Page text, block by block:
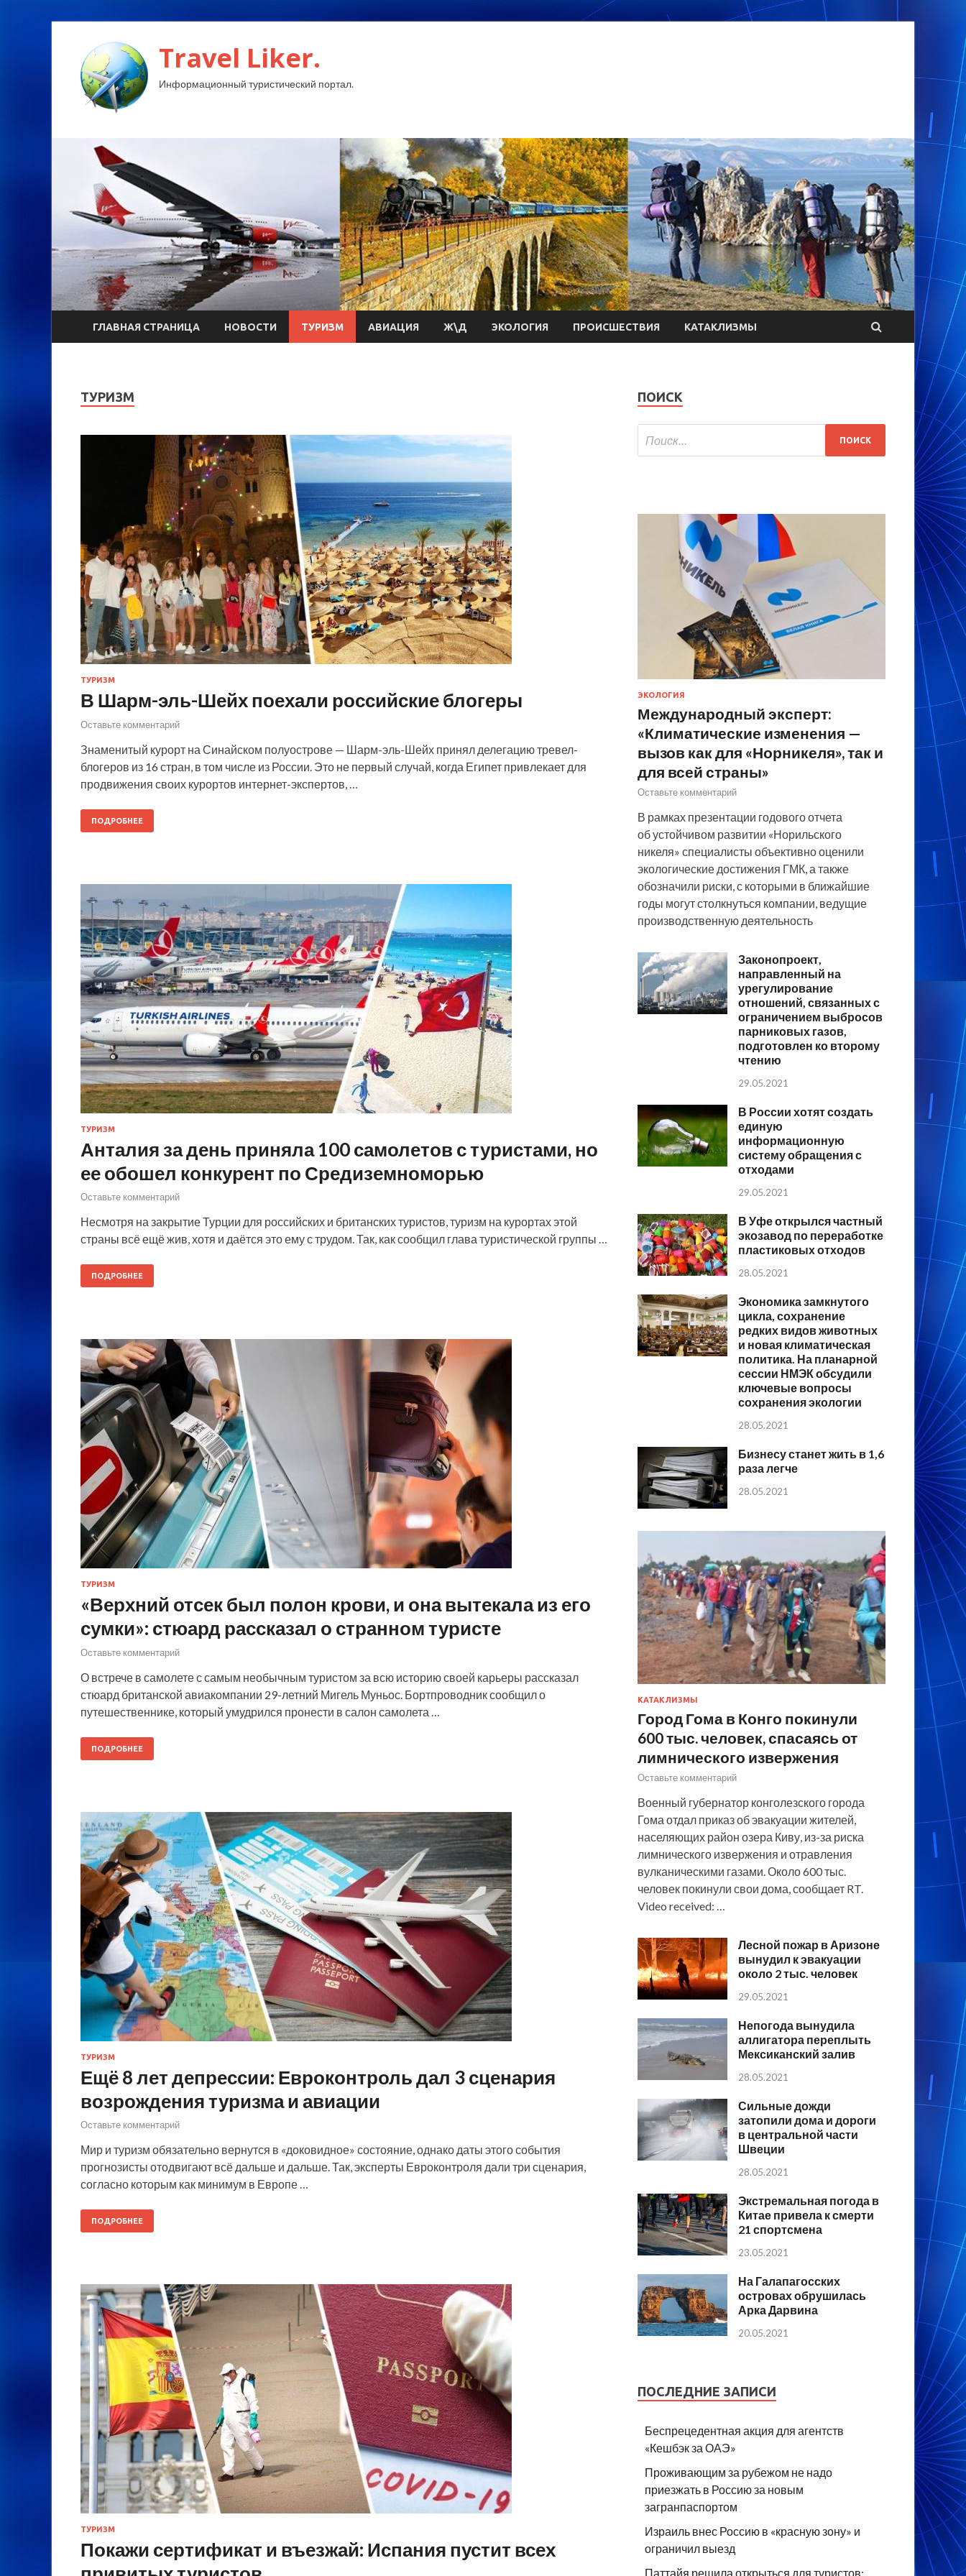
Travel Liker.
Информационный туристический портал.
ГЛАВНАЯ СТРАНИЦА НОВОСТИ ТУРИЗМ АВИАЦИЯ Ж\Д ЭКОЛОГИЯ ПРОИСШЕСТВИЯ КАТАКЛИЗМЫ
ТУРИЗМ
ТУРИЗМ
В Шарм-эль-Шейх поехали российские блогеры
Оставьте комментарий
Знаменитый курорт на Синайском полуострове — Шарм-эль-Шейх принял делегацию тревел-
блогеров из 16 стран, в том числе из России. Это не первый случай, когда Египет привлекает для
продвижения своих курортов интернет-экспертов, …
ПОДРОБНЕЕ
ТУРИЗМ
Анталия за день приняла 100 самолетов с туристами, но
ее обошел конкурент по Средиземноморью
Оставьте комментарий
Несмотря на закрытие Турции для российских и британских туристов, туризм на курортах этой
страны всё ещё жив, хотя и даётся это ему с трудом. Так, как сообщил глава туристической группы …
ПОДРОБНЕЕ
ТУРИЗМ
«Верхний отсек был полон крови, и она вытекала из его
сумки»: стюард рассказал о странном туристе
Оставьте комментарий
О встрече в самолете с самым необычным туристом за всю историю своей карьеры рассказал
стюард британской авиакомпании 29-летний Мигель Муньос. Бортпроводник сообщил о
путешественнике, который умудрился пронести в салон самолета …
ПОДРОБНЕЕ
ТУРИЗМ
Ещё 8 лет депрессии: Евроконтроль дал 3 сценария
возрождения туризма и авиации
Оставьте комментарий
Мир и туризм обязательно вернутся в «доковидное» состояние, однако даты этого события
прогнозисты отодвигают всё дальше и дальше. Так, эксперты Евроконтроля дали три сценария,
согласно которым как минимум в Европе …
ПОДРОБНЕЕ
ТУРИЗМ
Покажи сертификат и въезжай: Испания пустит всех
ПОИСК
ЭКОЛОГИЯ
Международный эксперт:
«Климатические изменения —
вызов как для «Норникеля», так и
для всей страны»
Оставьте комментарий
В рамках презентации годового отчета
об устойчивом развитии «Норильского
никеля» специалисты объективно оценили
экологические достижения ГМК, а также
обозначили риски, с которыми в ближайшие
годы могут столкнуться компании, ведущие
производственную деятельность
Законопроект,
направленный на
урегулирование
отношений, связанных с
ограничением выбросов
парниковых газов,
подготовлен ко второму
чтению
29.05.2021
В России хотят создать
единую
информационную
систему обращения с
отходами
29.05.2021
В Уфе открылся частный
экозавод по переработке
пластиковых отходов
28.05.2021
Экономика замкнутого
цикла, сохранение
редких видов животных
и новая климатическая
политика. На планарной
сессии НМЭК обсудили
ключевые вопросы
сохранения экологии
28.05.2021
Бизнесу станет жить в 1,6
раза легче
28.05.2021
КАТАКЛИЗМЫ
Город Гома в Конго покинули
600 тыс. человек, спасаясь от
лимнического извержения
Оставьте комментарий
Военный губернатор конголезского города
Гома отдал приказ об эвакуации жителей,
населяющих район озера Киву, из-за риска
лимнического извержения и отравления
вулканическими газами. Около 600 тыс.
человек покинули свои дома, сообщает RT.
Video received: …
Лесной пожар в Аризоне
вынудил к эвакуации
около 2 тыс. человек
29.05.2021
Непогода вынудила
аллигатора переплыть
Мексиканский залив
28.05.2021
Сильные дожди
затопили дома и дороги
в центральной части
Швеции
28.05.2021
Экстремальная погода в
Китае привела к смерти
21 спортсмена
23.05.2021
На Галапагосских
островах обрушилась
Арка Дарвина
20.05.2021
ПОСЛЕДНИЕ ЗАПИСИ
Беспрецедентная акция для агентств
«Кешбэк за ОАЭ»
Проживающим за рубежом не надо
приезжать в Россию за новым
загранпаспортом
Израиль внес Россию в «красную зону» и
ограничил выезд
Паттайя решила открыться для туристов: